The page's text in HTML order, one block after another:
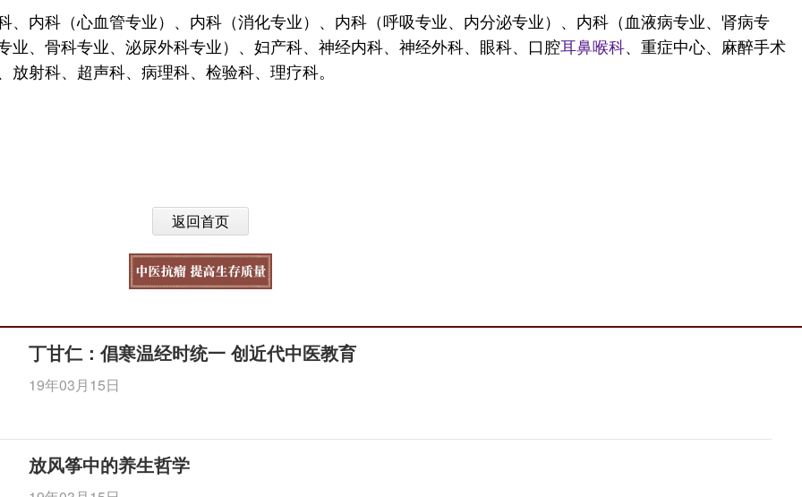
内科（心血管专业）、内科（消化专业）、内科（呼吸专业、内分泌专业）、内科（血液病专业、肾病专
、骨科专业、泌尿外科专业）、妇产科、神经内科、神经外科、眼科、口腔耳鼻喉科、重症中心、麻醉手术
放射科、超声科、病理科、检验科、理疗科。
返回首页
丁甘仁：倡寒温经时统一 创近代中医教育
19年03月15日
放风筝中的养生哲学